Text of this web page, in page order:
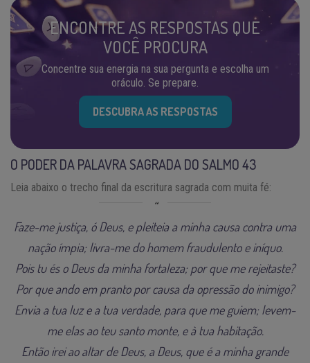
ENCONTRE AS RESPOSTAS QUE
VOCÊ PROCURA
Concentre sua energia na sua pergunta e escolha um
oráculo. Se prepare.
DESCUBRA AS RESPOSTAS
O PODER DA PALAVRA SAGRADA DO SALMO 43
Leia abaixo o trecho final da escritura sagrada com muita fé:
Faze-me justiça, ó Deus, e pleiteia a minha causa contra uma
nação ímpia; livra-me do homem fraudulento e iníquo.
Pois tu és o Deus da minha fortaleza; por que me rejeitaste?
Por que ando em pranto por causa da opressão do inimigo?
Envia a tua luz e a tua verdade, para que me guiem; levem-
me elas ao teu santo monte, e à tua habitação.
Então irei ao altar de Deus, a Deus, que é a minha grande